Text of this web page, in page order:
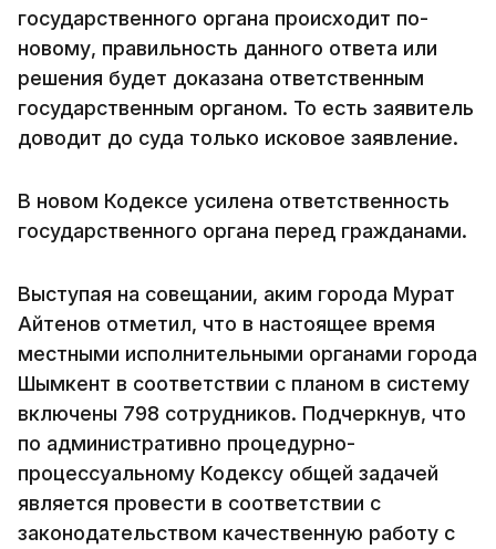
государственного органа происходит по-
новому, правильность данного ответа или
решения будет доказана ответственным
государственным органом. То есть заявитель
доводит до суда только исковое заявление.
В новом Кодексе усилена ответственность
государственного органа перед гражданами.
Выступая на совещании, аким города Мурат
Айтенов отметил, что в настоящее время
местными исполнительными органами города
Шымкент в соответствии с планом в систему
включены 798 сотрудников. Подчеркнув, что
по административно процедурно-
процессуальному Кодексу общей задачей
является провести в соответствии с
законодательством качественную работу с